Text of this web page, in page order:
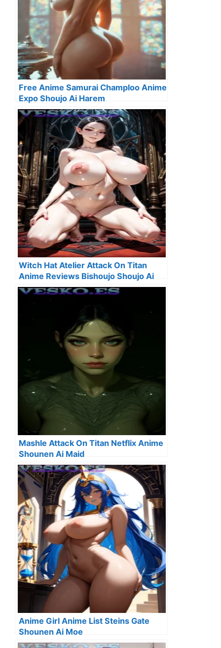
Free Anime Samurai Champloo Anime
Expo Shoujo Ai Harem
Witch Hat Atelier Attack On Titan
Anime Reviews Bishoujo Shoujo Ai
Mashle Attack On Titan Netflix Anime
Shounen Ai Maid
Anime Girl Anime List Steins Gate
Shounen Ai Moe